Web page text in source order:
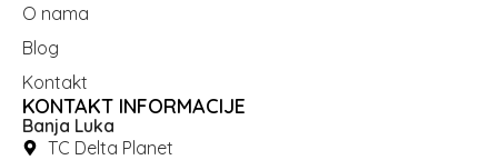
O nama
Blog
Kontakt
KONTAKT INFORMACIJE
Banja Luka
TC Delta Planet